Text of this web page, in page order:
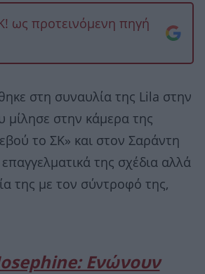
ως προτεινόμενη πηγή
στη συναυλία της Lila στην
μίλησε στην κάμερα της
το ΣΚ» και στον Σαράντη
της σχέδια αλλά
της με τον σύντροφό της,
Ενώνουν